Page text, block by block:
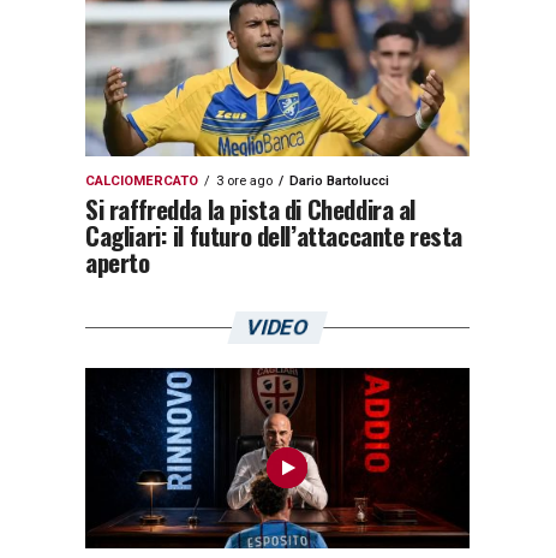
CALCIOMERCATO 3 ore ago Dario Bartolucci
Si raffredda la pista di Cheddira al
Cagliari: il futuro dell’attaccante resta
aperto
VIDEO